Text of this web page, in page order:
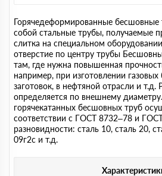
Горячедеформированные бесшовные
собой стальные трубы, получаемые
слитка на специальном
отверстие по центру трубы
там, где нужна повышенная
например, при изготовлении
заготовок, в нефтяной отрасли и т.д.
определяется по внешнему
горячекатанных бесшовных труб
соответствии с ГОСТ 8732–78 и
разновидности: сталь 10, сталь 20,
09г2с и т.д.